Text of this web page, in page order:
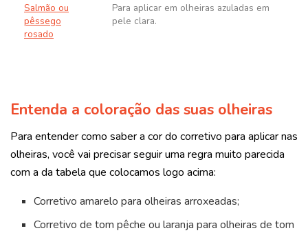
Salmão ou
pêssego
rosado
Para aplicar em olheiras azuladas em
pele clara.
Entenda a coloração das suas olheiras
Para entender como saber a cor do corretivo para aplicar nas
olheiras, você vai precisar seguir uma regra muito parecida
com a da tabela que colocamos logo acima:
Corretivo amarelo para olheiras arroxeadas;
Corretivo de tom pêche ou laranja para olheiras de tom